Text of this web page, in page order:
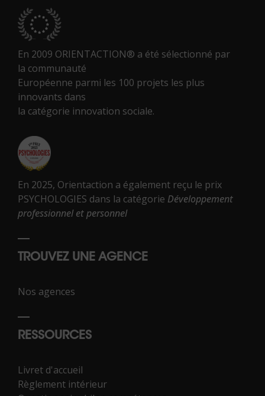
En 2009 ORIENTACTION® a été sélectionné par
la communauté
Européenne parmi les 100 projets les plus
innovants dans
la catégorie innovation sociale.
En 2025, Orientaction a également reçu le prix
PSYCHOLOGIES dans la catégorie Développement
professionnel et personnel
TROUVEZ UNE AGENCE
Nos agences
RESSOURCES
Livret d'accueil
Règlement intérieur